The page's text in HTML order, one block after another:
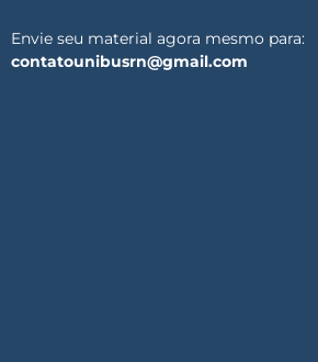
Envie seu material agora mesmo para:
contatounibusrn@gmail.com